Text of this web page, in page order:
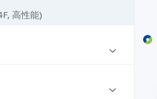
高性能)